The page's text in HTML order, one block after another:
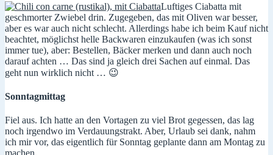
Luftiges Ciabatta mit
geschmorter Zwiebel drin. Zugegeben, das mit Oliven war besser,
aber es war auch nicht schlecht. Allerdings habe ich beim Kauf nicht
beachtet, möglichst helle Backwaren einzukaufen (was ich sonst
immer tue), aber: Bestellen, Bäcker merken und dann auch noch
darauf achten … Das sind ja gleich drei Sachen auf einmal. Das
geht nun wirklich nicht … 😉
Sonntagmittag
Fiel aus. Ich hatte an den Vortagen zu viel Brot gegessen, das lag
noch irgendwo im Verdauungstrakt. Aber, Urlaub sei dank, nahm
ich mir vor, das eigentlich für Sonntag geplante dann am Montag zu